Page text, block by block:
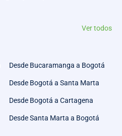
Ver todos
Desde Bucaramanga a Bogotá
Desde Bogotá a Santa Marta
Desde Bogotá a Cartagena
Desde Santa Marta a Bogotá